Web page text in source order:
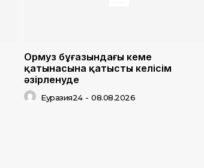
Ормуз бұғазындағы кеме
қатынасына қатысты келісім
әзірленуде
Еуразия24 - 08.08.2026